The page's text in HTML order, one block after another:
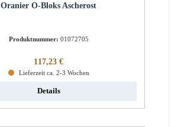
Oranier O-Bloks Ascherost
Produktnummer: 01072705
Regulärer Preis:
117,23 €
Lieferzeit ca. 2-3 Wochen
Details